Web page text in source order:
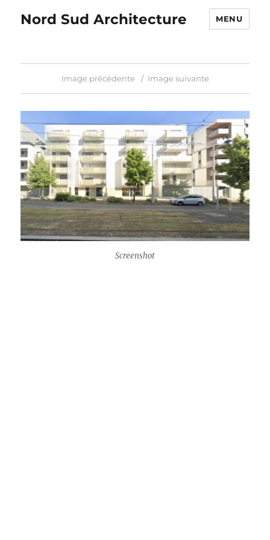
Nord Sud Architecture MENU
Image précédente Image suivante
Screenshot